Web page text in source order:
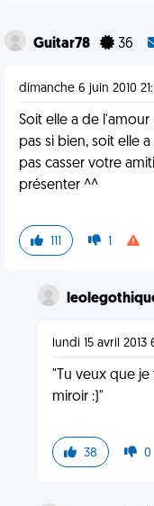
Guitar78 36
dimanche 6 juin 2010
Soit elle a de
pas si bien, soit elle
pas casser votre
présenter ^^
111 1
lundi 15 avril 2013
"Tu veux que je
miroir :)"
38 0